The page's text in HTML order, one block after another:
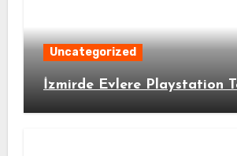
Uncategorized
İzmirde Evlere Playstation